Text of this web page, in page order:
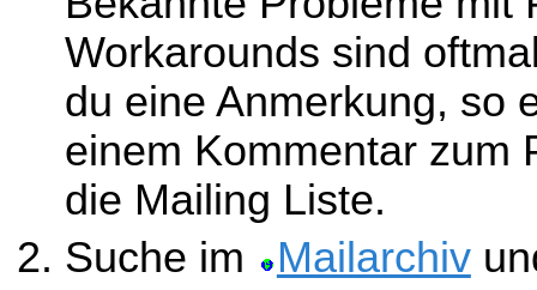
Workarounds sind
du eine Anmerkung, so
einem Kommentar zum
die Mailing Liste.
Suche im
Mailarchiv